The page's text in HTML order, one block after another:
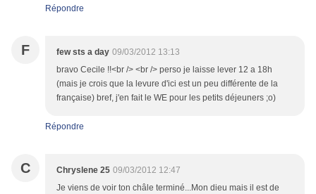
Répondre
F few sts a day 09/03/2012 13:13
bravo Cecile !!<br /> <br /> perso je laisse lever 12 a 18h
(mais je crois que la levure d'ici est un peu différente de la
française) bref, j'en fait le WE pour les petits déjeuners ;o)
Répondre
C Chryslene 25 09/03/2012 12:47
Je viens de voir ton châle terminé...Mon dieu mais il est de